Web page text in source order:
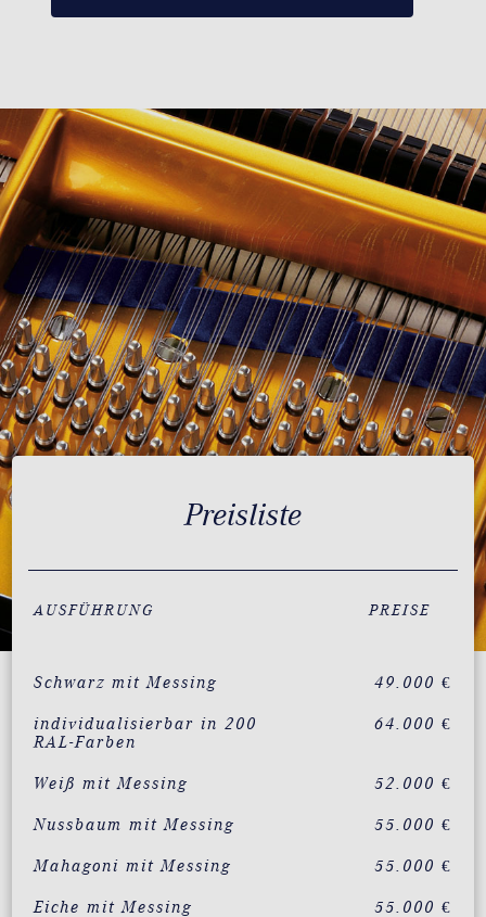
Preisliste
AUSFÜHRUNG PREISE
Schwarz mit Messing 49.000 €
individualisierbar in 200
RAL-Farben
64.000 €
Weiß mit Messing 52.000 €
Nussbaum mit Messing 55.000 €
Mahagoni mit Messing 55.000 €
Eiche mit Messing 55.000 €